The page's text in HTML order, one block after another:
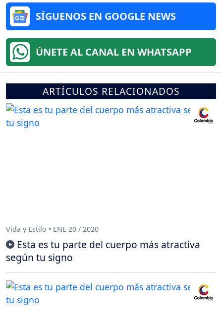
SÍGUENOS EN GOOGLE NEWS
ÚNETE AL CANAL EN WHATSAPP
ARTÍCULOS RELACIONADOS
Vida y Estilo • ENE 20 / 2020
Esta es tu parte del cuerpo más atractiva
según tu signo